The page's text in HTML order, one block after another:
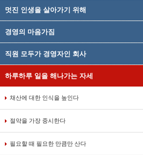
멋진 인생을 살아가기 위해
경영의 마음가짐
직원 모두가 경영자인 회사
하루하루 일을 해나가는 자세
채산에 대한 인식을 높인다
절약을 가장 중시한다
필요할 때 필요한 만큼만 산다